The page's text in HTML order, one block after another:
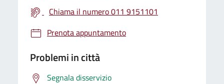
Chiama il numero 011 9151101
Prenota appuntamento
Problemi in città
Segnala disservizio